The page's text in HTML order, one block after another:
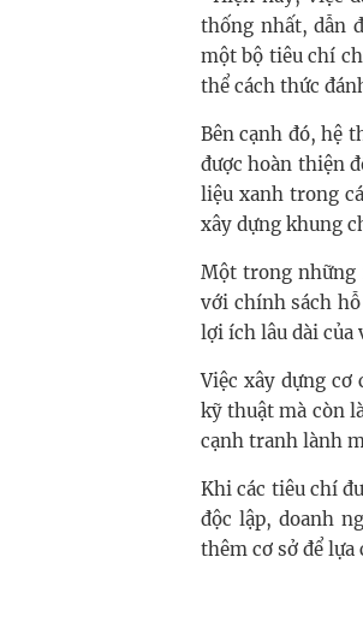
thống nhất, dẫn
một bộ tiêu chí
thể cách thức
Bên cạnh đó, hệ
được hoàn thiện
liệu xanh trong
xây dựng khung
Một trong những
với chính sách
lợi ích lâu dài của
Việc xây dựng cơ
kỹ thuật mà còn
cạnh tranh lành
Khi các tiêu chí
độc lập, doanh
thêm cơ sở để